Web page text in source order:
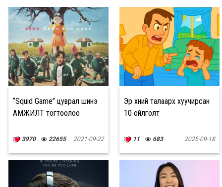
“Squid Game” цуврал шинэ
АМЖИЛТ тогтоолоо
3970 22655 2021-09-22
Эр хүний талаарх хуучирсан
10 ойлголт
11 683 2025-09-18